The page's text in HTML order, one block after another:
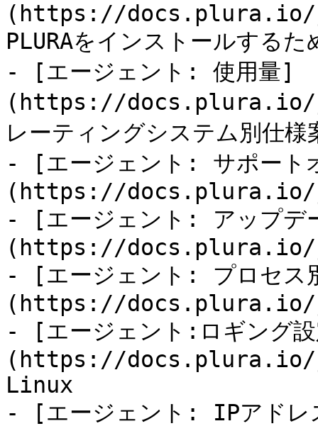
(https://docs.plura.io/
PLURAをインストールする
- [エージェント: 使用量]
(https://docs.plura.io/
レーティングシステム別仕様
- [エージェント: サポート
(https://docs.plura.io/
- [エージェント: アップデ
(https://docs.plura.io/
- [エージェント: プロセス
(https://docs.plura.io/
- [エージェント:ロギング
(https://docs.plura.io/
Linux
- [エージェント: IPアドレ